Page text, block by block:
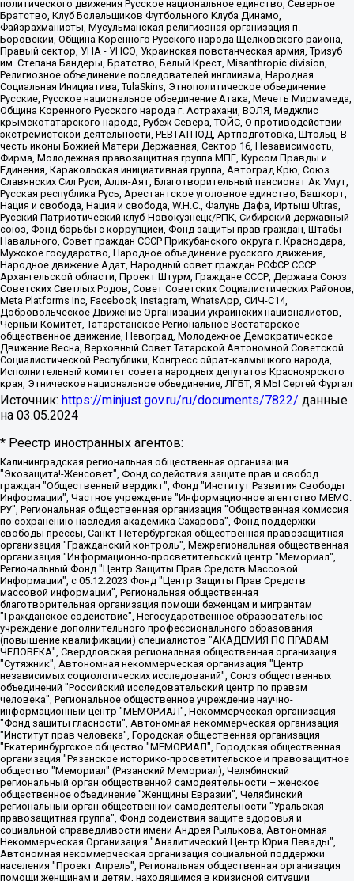
политического движения Русское национальное единство, Северное
Братство, Клуб Болельщиков Футбольного Клуба Динамо,
Файзрахманисты, Мусульманская религиозная организация п.
Боровский, Община Коренного Русского народа Щелковского района,
Правый сектор, УНА - УНСО, Украинская повстанческая армия, Тризуб
им. Степана Бандеры, Братство, Белый Крест, Misanthropic division,
Религиозное объединение последователей инглиизма, Народная
Социальная Инициатива, TulaSkins, Этнополитическое объединение
Русские, Русское национальное объединение Атака, Мечеть Мирмамеда,
Община Коренного Русского народа г. Астрахани, ВОЛЯ, Меджлис
крымскотатарского народа, Рубеж Севера, ТОЙС, О противодействии
экстремистской деятельности, РЕВТАТПОД, Артподготовка, Штольц, В
честь иконы Божией Матери Державная, Сектор 16, Независимость,
Фирма, Молодежная правозащитная группа МПГ, Курсом Правды и
Единения, Каракольская инициативная группа, Автоград Крю, Союз
Славянских Сил Руси, Алля-Аят, Благотворительный пансионат Ак Умут,
Русская республика Русь, Арестантское уголовное единство, Башкорт,
Нация и свобода, Нация и свобода, W.H.С., Фалунь Дафа, Иртыш Ultras,
Русский Патриотический клуб-Новокузнецк/РПК, Сибирский державный
союз, Фонд борьбы с коррупцией, Фонд защиты прав граждан, Штабы
Навального, Совет граждан СССР Прикубанского округа г. Краснодара,
Мужское государство, Народное объединение русского движения,
Народное движение Адат, Народный совет граждан РСФСР СССР
Архангельской области, Проект Штурм, Граждане СССР, Держава Союз
Советских Светлых Родов, Совет Советских Социалистических Районов,
Meta Platforms Inc, Facebook, Instagram, WhatsApp, СИЧ-С14,
Добровольческое Движение Организации украинских националистов,
Черный Комитет, Татарстанское Региональное Всетатарское
общественное движение, Невоград, Молодежное Демократическое
Движение Весна, Верховный Совет Татарской Автономной Советской
Социалистической Республики, Конгресс ойрат-калмыцкого народа,
Исполнительный комитет совета народных депутатов Красноярского
края, Этническое национальное объединение, ЛГБТ, Я.МЫ Сергей Фургал
Источник: https://minjust.gov.ru/ru/documents/7822/ данные
на 03.05.2024
* Реестр иностранных агентов:
Калининградская региональная общественная организация "Экозащита!-Женсовет", Фонд содействия защите прав и свобод граждан "Общественный вердикт", Фонд "Институт Развития Свободы Информации", Частное учреждение "Информационное агентство МЕМО. РУ", Региональная общественная организация "Общественная комиссия по сохранению наследия академика Сахарова", Фонд поддержки свободы прессы, Санкт-Петербургская общественная правозащитная организация "Гражданский контроль", Межрегиональная общественная организация "Информационно-просветительский центр "Мемориал", Региональный Фонд "Центр Защиты Прав Средств Массовой Информации", с 05.12.2023 Фонд "Центр Защиты Прав Средств массовой информации", Региональная общественная благотворительная организация помощи беженцам и мигрантам "Гражданское содействие", Негосударственное образовательное учреждение дополнительного профессионального образования (повышение квалификации) специалистов "АКАДЕМИЯ ПО ПРАВАМ ЧЕЛОВЕКА", Свердловская региональная общественная организация "Сутяжник", Автономная некоммерческая организация "Центр независимых социологических исследований", Союз общественных объединений "Российский исследовательский центр по правам человека", Региональное общественное учреждение научно-информационный центр "МЕМОРИАЛ", Некоммерческая организация "Фонд защиты гласности", Автономная некоммерческая организация "Институт прав человека", Городская общественная организация "Екатеринбургское общество "МЕМОРИАЛ", Городская общественная организация "Рязанское историко-просветительское и правозащитное общество "Мемориал" (Рязанский Мемориал), Челябинский региональный орган общественной самодеятельности – женское общественное объединение "Женщины Евразии", Челябинский региональный орган общественной самодеятельности "Уральская правозащитная группа", Фонд содействия защите здоровья и социальной справедливости имени Андрея Рылькова, Автономная Некоммерческая Организация "Аналитический Центр Юрия Левады", Автономная некоммерческая организация социальной поддержки населения "Проект Апрель", Региональная общественная организация помощи женщинам и детям, находящимся в кризисной ситуации "Информационно-методический центр "Анна", Фонд содействия развитию массовых коммуникаций и правовому просвещению "Так-так-Так", Фонд содействия устойчивому развитию "Серебряная тайга", Свердловский региональный общественный фонд социальных проектов "Новое время", "Idel.Реалии", Кавказ.Реалии, Крым.Реалии, Телеканал Настоящее Время, Татаро-башкирская служба Радио Свобода (Azatliq Radiosi), Радио Свободная Европа/Радио Свобода (PCE/PC), "Сибирь.Реалии", "Фактограф", Благотворительный фонд помощи осужденным и их семьям, Автономная некоммерческая организация "Институт глобализации и социальных движений", Фонд "В защиту прав заключенных", Частное учреждение "Центр поддержки и содействия развитию средств массовой информации", Пензенский региональный общественный благотворительный фонд "Гражданский союз", "Север.Реалии", Некоммерческая организация Фонд "Правовая инициатива", Общество с ограниченной ответственностью "Радио Свободная Европа/Радио Свобода", Чешское информационное агентство "MEDIUM-ORIENT", Красноярская региональная общественная организация "Мы против СПИДа", Камалягин Денис Николаевич, Маркелов Сергей Евгеньевич, Пономарев Лев Александрович, Савицкая Людмила Алексеевна, Автономная некоммерческая организация "Центр по работе с проблемой насилия "НАСИЛИЮ.НЕТ", Межрегиональный профессиональный союз работников здравоохранения "Альянс врачей", Юридическое лицо, зарегистрированное в Латвийской Республике, SIA "Medusa Project" (регистрационный номер 40103797863, дата регистрации 10.06.2014), Некоммерческая организация "Фонд по борьбе с коррупцией", Автономная некоммерческая организация "Институт права и публичной политики", Баданин Роман Сергеевич, Гликин Максим Александрович, Железнова Мария Михайловна, Лукьянова Юлия Сергеевна, Маетная Елизавета Витальевна, Маняхин Петр Борисович, Чуракова Ольга Владимировна, Ярош Юлия Петровна, Юридическое лицо "The Insider SIA", зарегистрированное в Риге, Латвийская Республика (дата регистрации 26.06.2015), являющееся администратором доменного имени интернет-издания "The Insider SIA", https://theins.ru, Постернак Алексей Евгеньевич, Рубин Михаил Аркадьевич, Анин Роман Александрович, Юридическое лицо Istories fonds, зарегистрированное в Латвийской Республике (регистрационный номер 50008295751, дата регистрации 24.02.2020), Великовский Дмитрий Александрович, Долинина Ирина Николаевна, Мароховская Алеся Алексеевна, Шлейнов Роман Юрьевич, Шмагун Олеся Валентиновна, Общество с ограниченной ответственностью "Альтаир 2021", Общество с ограниченной ответственностью "Вега 2021", Общество с ограниченной ответственностью "Главный редактор 2021", Общество с ограниченной ответственностью "Ромашки монолит", Важенков Артем Валерьевич, Ивановская областная общественная организация "Центр гендерных исследований", Гурман Юрий Альбертович, Медиапроект "ОВД-Инфо", Егоров Владимир Владимирович, Жилинский Владимир Александрович, Общество с ограниченной ответственностью "ЗП", Иванова София Юрьевна, Карезина Инна Павловна, Кильтау Екатерина Викторовна, Петров Алексей Викторович, Пискунов Сергей Евгеньевич, Смирнов Сергей Сергеевич, Тихонов Михаил Сергеевич, Общество с ограниченной ответственностью "ЖУРНАЛИСТ-ИНОСТРАННЫЙ АГЕНТ", Арапова Галина Юрьевна, Вольтская Татьяна Анатольевна, Американская компания "Mason G.E.S. Anonymous Foundation" (США), являющаяся владельцем интернет-издания https://mnews.world/, Компания "Stichting Bellingcat", зарегистрированная в Нидерландах (дата регистрации 11.07.2018), Захаров Андрей Вячеславович, Клепиковская Екатерина Дмитриевна, Общество с ограниченной ответственностью "МЕМО", Перл Роман Александрович, Симонов Евгений Алексеевич, Соловьева Елена Анатольевна, Сотников Даниил Владимирович, Сурначева Елизавета Дмитриевна, Автономная некоммерческая организация по защите прав человека и информированию населения "Якутия – Наше Мнение", Общество с ограниченной ответственностью "Москоу диджитал медиа", с 26.01.2023 Общество с ограниченной ответственностью "Чайка Белые сады", Ветошкина Валерия Валерьевна, Заговора Максим Александрович, Межрегиональное общественное движение "Российская ЛГБТ - сеть", Оленичев Максим Владимирович, Павлов Иван Юрьевич, Скворцова Елена Сергеевна, Общество с ограниченной ответственностью "Как бы инагент", Кочетков Игорь Викторович, Общество с ограниченной ответственностью "Честные выборы", Еланчик Олег Александрович, Общество с ограниченной ответственностью "Нобелевский призыв", Гималова Регина Эмилевна, Григорьев Андрей Валерьевич, Григорьева Алина Александровна, Ассоциация по содействию защите прав призывников, альтернативнослужащих и военнослужащих "Правозащитная группа "Гражданин.Армия.Право", Хисамова Регина Фаритовна, Автономная некоммерческая организация по реализации социально-правовых программ "Лилит", Дальневосточное общественное движение "Маяк", Санкт-Петербургская ЛГБТ-инициативная группа "Выход", Инициативная группа ЛГБТ+ "Реверс", Алексеев Андрей Викторович, Бекбулатова Таисия Львовна, Беляев Иван Михайлович, Владыкина Елена Сергеевна, Гельман Марат Александрович, Никульшина Вероника Юрьевна, Толоконникова Надежда Андреевна, Шендерович Виктор Анатольевич, Общество с ограниченной ответственностью "Данное сообщение", Общество с ограниченной ответственностью Издательский дом "Новая глава", Айнбиндер Александра Александровна, Московский комьюнити-центр для ЛГБТ+инициатив, Благотворительный фонд развития филантропии, Deutsche Welle (Германия, Kurt-Schumacher-Strasse 3, 53113 Bonn), Борзунова Мария Михайловна, Воробьев Виктор Викторович, Голубева Анна Львовна, Константинова Алла Михайловна, Малкова Ирина Владимировна, Мурадов Мурад Абдулгалимович, Осетинская Елизавета Николаевна, Понасенков Евгений Николаевич, Ганапольский Матвей Юрьевич, Киселев Евгений Алексеевич, Борухович Ирина Григорьевна, Дремин Иван Тимофеевич, Дубровский Дмитрий Викторович, Красноярская региональная общественная организация поддержки и развития альтернативных образовательных технологий и межкультурных коммуникаций "ИНТЕРРА", Маяковская Екатерина Алексеевна, Фейгин Марк Захарович, Филимонов Андрей Викторович, Дзугкоева Регина Николаевна, Доброхотов Роман Александрович, Дудь Юрий Александрович, Елкин Сергей Владимирович, Кругликов Кирилл Игоревич, Сабунаева Мария Леонидовна, Семенов Алексей Владимирович, Шаинян Карен Багратович, Шульман Екатерина Михайловна, Асафьев Артур Валерьевич, Вахштайн Виктор Семенович, Венедиктов Алексей Алексеевич, Лушникова Екатерина Евгеньевна, Волков Леонид Михайлович, Невзоров Александр Глебович, Пархоменко Сергей Борисович, Сироткин Ярослав Николаевич, Кара-Мурза Владимир Владимирович, Баранова Наталья Владимировна, Гозман Леонид Яковлевич, Кагарлицкий Борис Юльевич, Климарев Михаил Валерьевич, Милов Владимир Станиславович, Автономная некоммерческая организация Краснодарский центр современного искусства "Типография", Моргенштерн Алишер Тагирович, Соболь Любовь Эдуардовна, Общество с ограниченной ответственностью "ЛИЗА НОРМ", Каспаров Гарри Кимович, Ходорковский Михаил Борисович, Общество с ограниченной ответственностью "Апрельские тезисы", Данилович Ирина Брониславовна, Кашин Олег Владимирович, Петров Николай Владимирович, Пивоваров Алексей Владимирович, Соколов Михаил Владимирович, Цветкова Юлия Владимировна, Чичваркин Евгений Александрович, Комитет против пыток/Команда против пыток, Общество с ограниченной ответственностью "Первый научный", Общество с ограниченной ответственностью "Вертолет и ко", Белоцерковская Вероника Борисовна, Кац Максим Евгеньевич, Лазарева Татьяна Юрьевна, Шаведдинов Руслан Табризович, Яшин Илья Валерьевич, Общество с ограниченной ответственностью "Иноагент ААВ", Алешковский Дмитрий Петрович, Альбац Евгения Марковна, Быков Дмитрий Львович, Галямина Юлия Евгеньевна, Лойко Сергей Леонидович, Мартынов Кирилл Константинович, Медведев Сергей Александрович, Крашенинников Федор Геннадиевич, Гордеева Катерина Вл